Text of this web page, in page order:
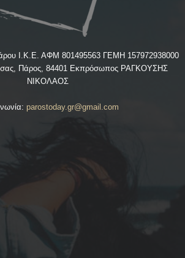
Ι.Κ.Ε. ΑΦΜ 801495563 ΓΕΜΗ 157972938000
Πάρος, 84401 Εκπρόσωπος ΡΑΓΚΟΥΣΗΣ
ΝΙΚΟΛΑΟΣ
parostoday.gr@gmail.com